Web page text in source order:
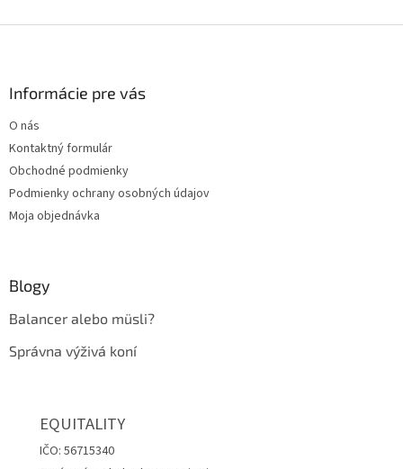
Informácie pre vás
O nás
Kontaktný formulár
Obchodné podmienky
Podmienky ochrany osobných údajov
Moja objednávka
Blogy
Balancer alebo müsli?
Správna výživá koní
EQUITALITY
IČO: 56715340